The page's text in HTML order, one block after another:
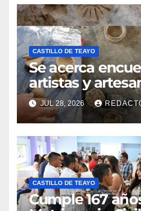
CASTILLO DE TEAYO
Se acerca
artistas y
JUL 28, 2026
CASTILLO DE TEAYO
Cumple 167